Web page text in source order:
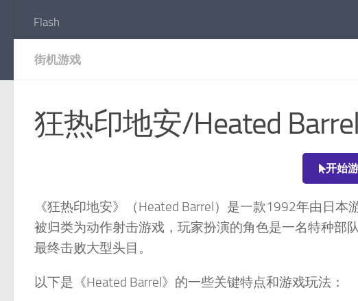
Flash
街机游戏
狂热印地安/Heated Barrel
开始
《狂热印地安》（Heated Barrel）是一款1992年由日
被归类为动作射击游戏，玩家扮演的角色是一名特种部
最终击败大型头目。
以下是《Heated Barrel》的一些关键特点和游戏玩法：